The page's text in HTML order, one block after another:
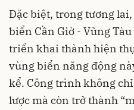
Đặc biệt, trong tương
biển Cần Giờ - Vũng
triển khai thành hiện
vùng biển năng động
kể. Công trình không
lược mà còn trở thành